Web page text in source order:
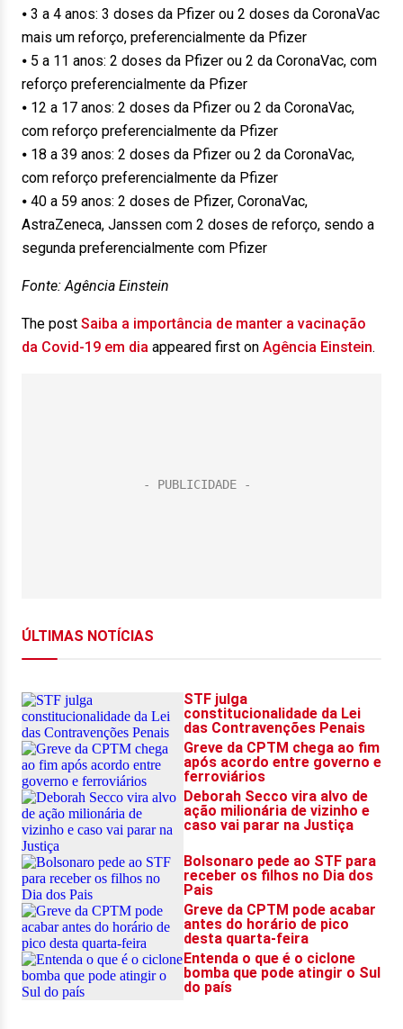
⦁ 3 a 4 anos: 3 doses da Pfizer ou 2 doses da CoronaVac
mais um reforço, preferencialmente da Pfizer
⦁ 5 a 11 anos: 2 doses da Pfizer ou 2 da CoronaVac, com
reforço preferencialmente da Pfizer
⦁ 12 a 17 anos: 2 doses da Pfizer ou 2 da CoronaVac,
com reforço preferencialmente da Pfizer
⦁ 18 a 39 anos: 2 doses da Pfizer ou 2 da CoronaVac,
com reforço preferencialmente da Pfizer
⦁ 40 a 59 anos: 2 doses de Pfizer, CoronaVac,
AstraZeneca, Janssen com 2 doses de reforço, sendo a
segunda preferencialmente com Pfizer
Fonte: Agência Einstein
The post Saiba a importância de manter a vacinação
da Covid-19 em dia appeared first on Agência Einstein.